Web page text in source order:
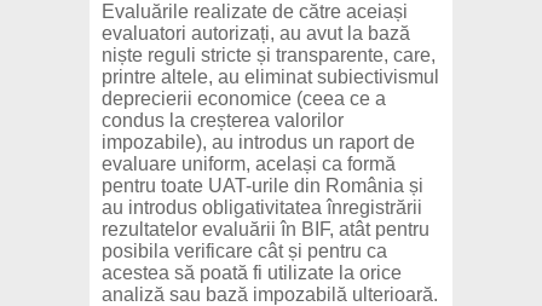
Evaluările realizate de către aceiași
evaluatori autorizați, au avut la bază
niște reguli stricte și transparente, care,
printre altele, au eliminat subiectivismul
deprecierii economice (ceea ce a
condus la creșterea valorilor
impozabile), au introdus un raport de
evaluare uniform, același ca formă
pentru toate UAT-urile din România și
au introdus obligativitatea înregistrării
rezultatelor evaluării în BIF, atât pentru
posibila verificare cât și pentru ca
acestea să poată fi utilizate la orice
analiză sau bază impozabilă ulterioară.